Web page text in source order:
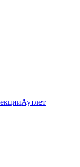
Аутлет